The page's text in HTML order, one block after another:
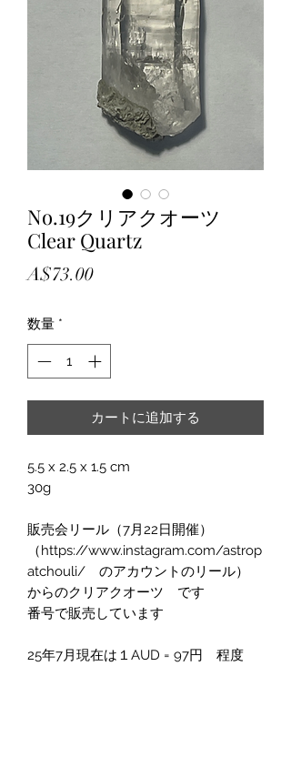
No.19クリアクオーツ
Clear Quartz
A$73.00価
数量 *
カートに追加する
5.5 x 2.5 x 1.5 cm
30g
販売会リール（7月22日開催）
（https://www.instagram.com/astrop
atchouli/ のアカウントのリール）
からのクリアクオーツ です
番号で販売しています
25年7月現在は１AUD = 97円 程度